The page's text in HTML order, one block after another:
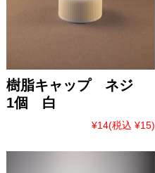
樹脂キャップ ネジ
1個 白
¥14(税込 ¥15)